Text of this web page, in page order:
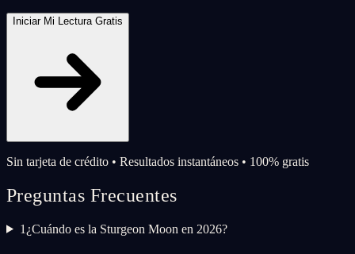
Iniciar Mi Lectura Gratis
Sin tarjeta de crédito • Resultados instantáneos • 100% gratis
Preguntas Frecuentes
1 ¿Cuándo es la Sturgeon Moon en 2026?